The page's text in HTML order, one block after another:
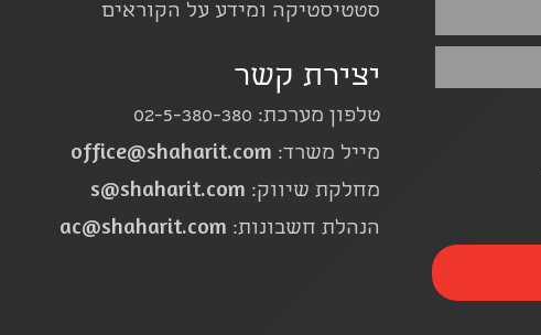
סטטיסטיקה ומידע על הקוראים
יצירת קשר
טלפון מערכת: 02-5-380-380
מייל משרד: office@shaharit.com
מחלקת שיווק: s@shaharit.com
הנהלת חשבונות: ac@shaharit.com